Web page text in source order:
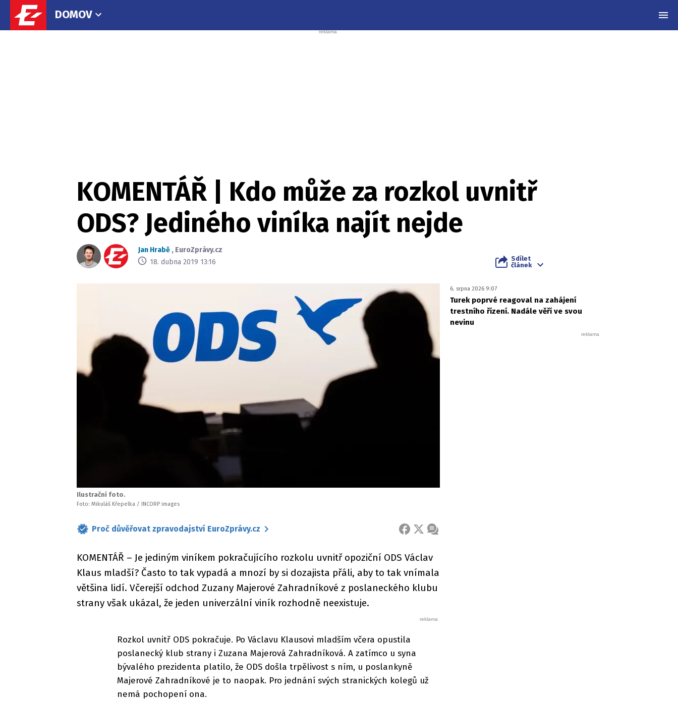
DOMOV
KOMENTÁŘ | Kdo může za rozkol uvnitř
ODS? Jediného viníka najít nejde
Jan Hrabě , EuroZprávy.cz
18. dubna 2019 13:16
Sdílet
článek
Ilustrační foto.
Foto: Mikuláš Křepelka / INCORP images
Proč důvěřovat zpravodajství EuroZprávy.cz FACEBOOK
X ZPRÁVA
KOMENTÁŘ – Je jediným viníkem pokračujícího rozkolu uvnitř opoziční ODS Václav
Klaus mladší? Často to tak vypadá a mnozí by si dozajista přáli, aby to tak vnímala
většina lidí. Včerejší odchod Zuzany Majerové Zahradníkové z poslaneckého klubu
strany však ukázal, že jeden univerzální viník rozhodně neexistuje.
Rozkol uvnitř ODS pokračuje. Po Václavu Klausovi mladším včera opustila
poslanecký klub strany i Zuzana Majerová Zahradníková. A zatímco u syna
bývalého prezidenta platilo, že ODS došla trpělivost s ním, u poslankyně
Majerové Zahradníkové je to naopak. Pro jednání svých stranických kolegů už
nemá pochopení ona.
6. srpna 2026 9:07
Turek poprvé reagoval na zahájení
trestního řízení. Nadále věří ve svou
nevinu